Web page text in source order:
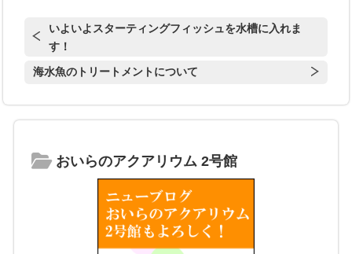
いよいよスターティングフィッシュを水槽に入れま
す！
海水魚のトリートメントについて
おいらのアクアリウム 2号館